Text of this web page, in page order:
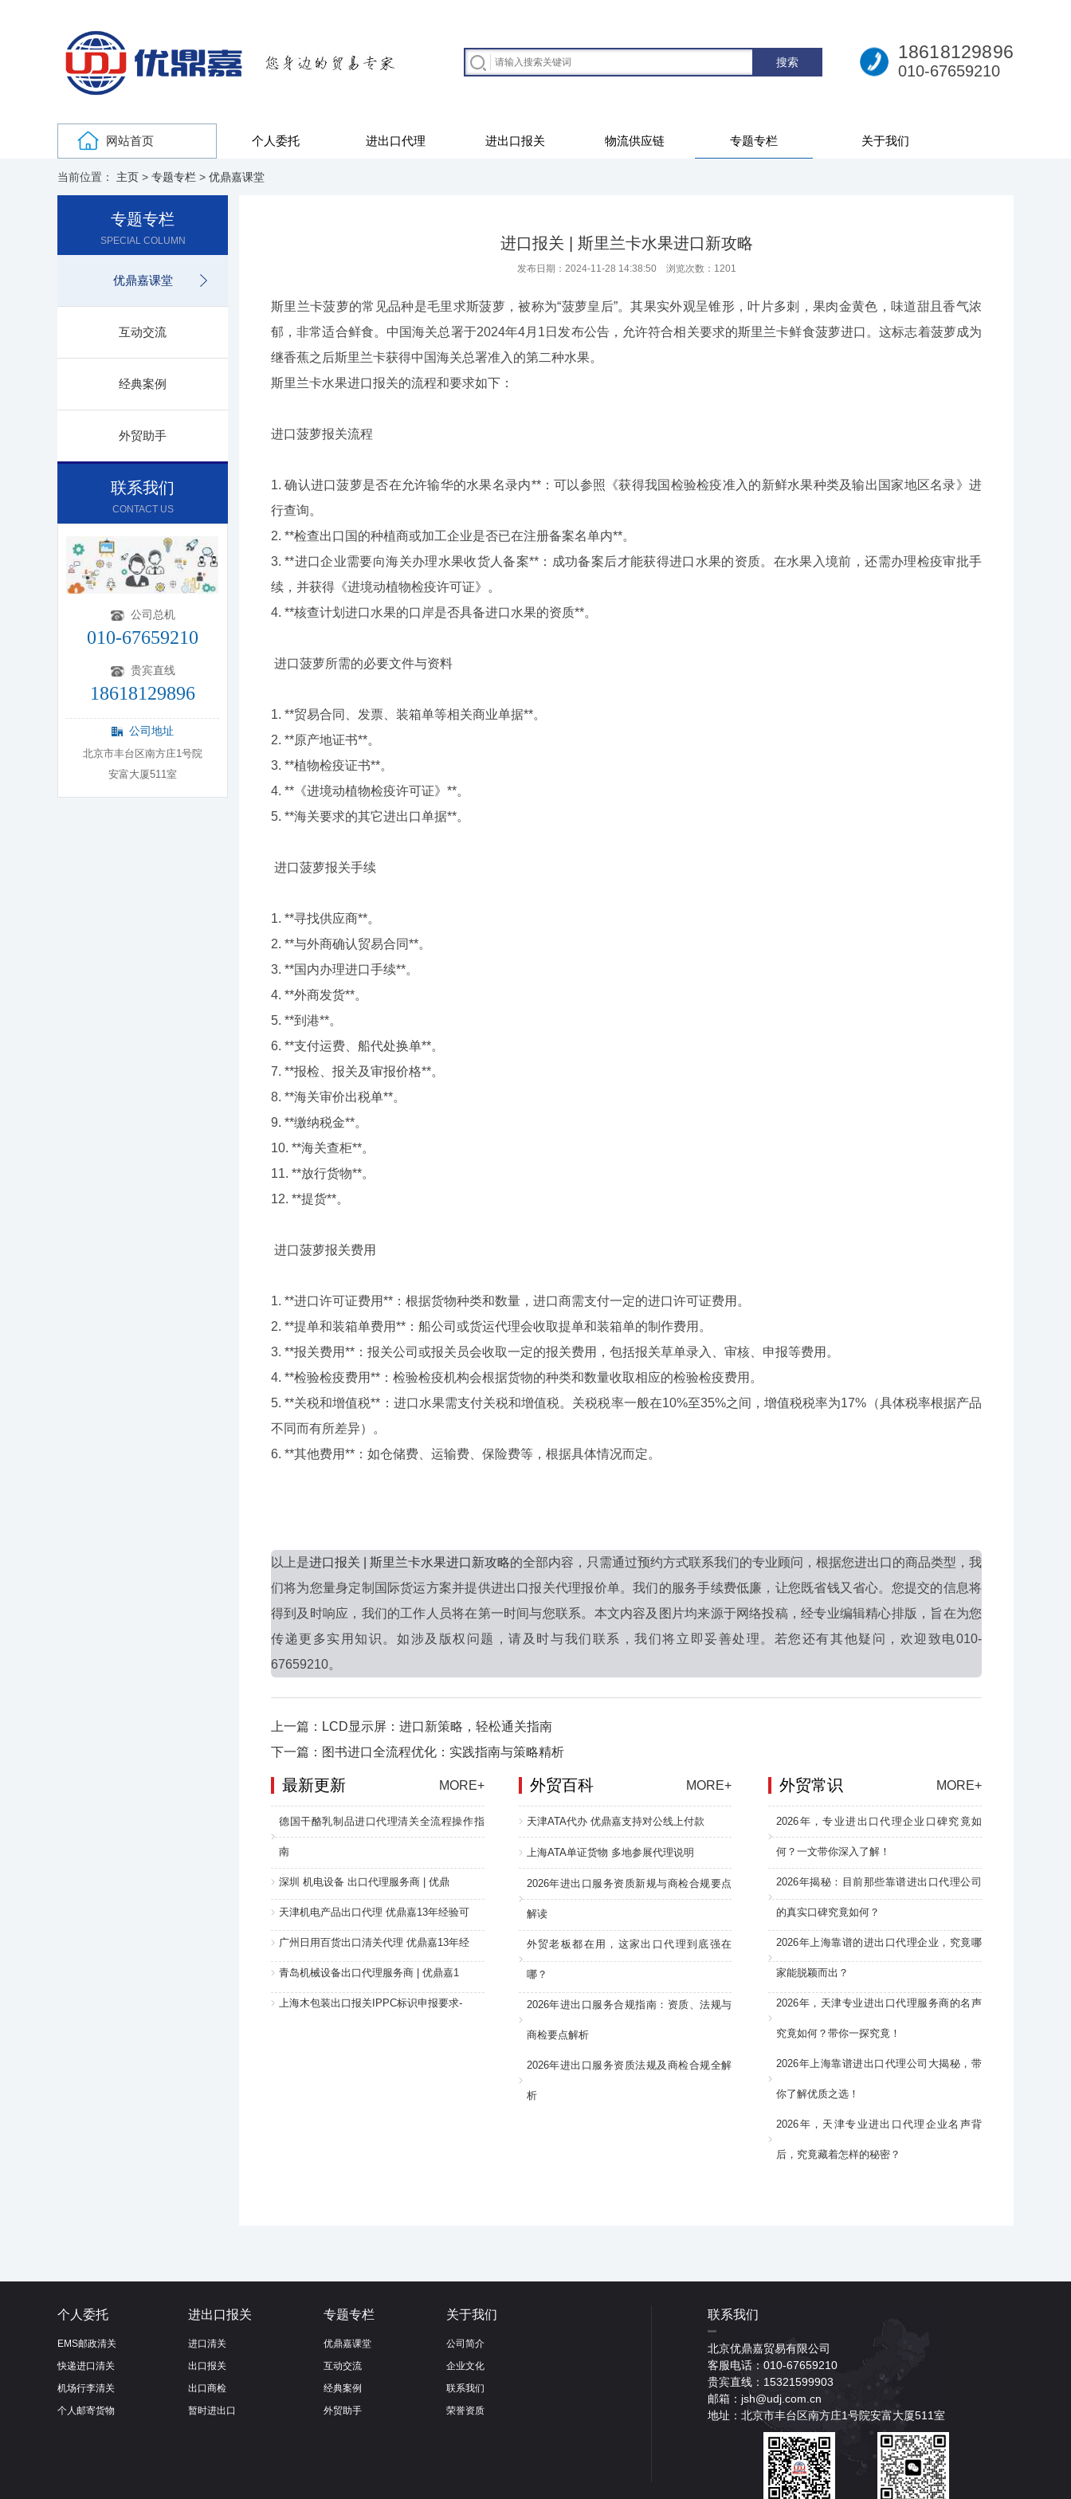
18618129896
010-67659210
网站首页 个人委托 进出口代理 进出口报关 物流供应链 专题专栏 关于我们
当前位置： 主页 > 专题专栏 > 优鼎嘉课堂
专题专栏
SPECIAL COLUMN
优鼎嘉课堂
互动交流
经典案例
外贸助手
联系我们
CONTACT US
公司总机
010-67659210
贵宾直线
18618129896
公司地址
北京市丰台区南方庄1号院
安富大厦511室
进口报关 | 斯里兰卡水果进口新攻略
发布日期：2024-11-28 14:38:50 浏览次数： 1201
斯里兰卡菠萝的常见品种是毛里求斯菠萝，被称为“菠萝皇后”。其果实外观呈锥形，叶片多刺，果肉金黄色，味道甜且香气浓
郁，非常适合鲜食。中国海关总署于2024年4月1日发布公告，允许符合相关要求的斯里兰卡鲜食菠萝进口。这标志着菠萝成为
继香蕉之后斯里兰卡获得中国海关总署准入的第二种水果。
斯里兰卡水果进口报关的流程和要求如下：
进口菠萝报关流程
1. 确认进口菠萝是否在允许输华的水果名录内**：可以参照《获得我国检验检疫准入的新鲜水果种类及输出国家地区名录》进
行查询。
2. **检查出口国的种植商或加工企业是否已在注册备案名单内**。
3. **进口企业需要向海关办理水果收货人备案**：成功备案后才能获得进口水果的资质。在水果入境前，还需办理检疫审批手
续，并获得《进境动植物检疫许可证》。
4. **核查计划进口水果的口岸是否具备进口水果的资质**。
进口菠萝所需的必要文件与资料
1. **贸易合同、发票、装箱单等相关商业单据**。
2. **原产地证书**。
3. **植物检疫证书**。
4. **《进境动植物检疫许可证》**。
5. **海关要求的其它进出口单据**。
进口菠萝报关手续
1. **寻找供应商**。
2. **与外商确认贸易合同**。
3. **国内办理进口手续**。
4. **外商发货**。
5. **到港**。
6. **支付运费、船代处换单**。
7. **报检、报关及审报价格**。
8. **海关审价出税单**。
9. **缴纳税金**。
10. **海关查柜**。
11. **放行货物**。
12. **提货**。
进口菠萝报关费用
1. **进口许可证费用**：根据货物种类和数量，进口商需支付一定的进口许可证费用。
2. **提单和装箱单费用**：船公司或货运代理会收取提单和装箱单的制作费用。
3. **报关费用**：报关公司或报关员会收取一定的报关费用，包括报关草单录入、审核、申报等费用。
4. **检验检疫费用**：检验检疫机构会根据货物的种类和数量收取相应的检验检疫费用。
5. **关税和增值税**：进口水果需支付关税和增值税。关税税率一般在10%至35%之间，增值税税率为17%（具体税率根据产品
不同而有所差异）。
6. **其他费用**：如仓储费、运输费、保险费等，根据具体情况而定。
以上是进口报关 | 斯里兰卡水果进口新攻略的全部内容，只需通过预约方式联系我们的专业顾问，根据您进出口的商品类型，我
们将为您量身定制国际货运方案并提供进出口报关代理报价单。我们的服务手续费低廉，让您既省钱又省心。您提交的信息将
得到及时响应，我们的工作人员将在第一时间与您联系。本文内容及图片均来源于网络投稿，经专业编辑精心排版，旨在为您
传递更多实用知识。如涉及版权问题，请及时与我们联系，我们将立即妥善处理。若您还有其他疑问，欢迎致电010-
67659210。
上一篇：LCD显示屏：进口新策略，轻松通关指南
下一篇：图书进口全流程优化：实践指南与策略精析
最新更新 MORE+
德国干酪乳制品进口代理清关全流程操作指
南
深圳 机电设备 出口代理服务商 | 优鼎
天津机电产品出口代理 优鼎嘉13年经验可
广州日用百货出口清关代理 优鼎嘉13年经
青岛机械设备出口代理服务商 | 优鼎嘉1
上海木包装出口报关IPPC标识申报要求-
外贸常识 MORE+
2026年，专业进出口代理企业口碑究竟如
何？一文带你深入了解！
2026年揭秘：目前那些靠谱进出口代理公司
的真实口碑究竟如何？
2026年上海靠谱的进出口代理企业，究竟哪
家能脱颖而出？
2026年，天津专业进出口代理服务商的名声
究竟如何？带你一探究竟！
2026年上海靠谱进出口代理公司大揭秘，带
你了解优质之选！
2026年，天津专业进出口代理企业名声背
后，究竟藏着怎样的秘密？
外贸百科 MORE+
天津ATA代办 优鼎嘉支持对公线上付款
上海ATA单证货物 多地参展代理说明
2026年进出口服务资质新规与商检合规要点
解读
外贸老板都在用，这家出口代理到底强在
哪？
2026年进出口服务合规指南：资质、法规与
商检要点解析
2026年进出口服务资质法规及商检合规全解
析
个人委托
EMS邮政清关
快递进口清关
机场行李清关
个人邮寄货物
进出口报关
进口清关
出口报关
出口商检
暂时进出口
专题专栏
优鼎嘉课堂
互动交流
经典案例
外贸助手
关于我们
公司简介
企业文化
联系我们
荣誉资质
联系我们
北京优鼎嘉贸易有限公司
客服电话：010-67659210
贵宾直线：15321599903
邮箱：jsh@udj.com.cn
地址：北京市丰台区南方庄1号院安富大厦511室